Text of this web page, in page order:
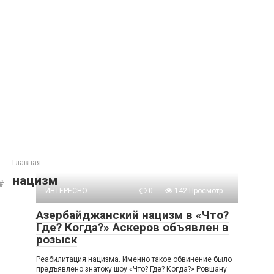
Главная
нацизм
ИНТЕРЕСНО 0 142 Просмотр
Азербайджанский нацизм в «Что?
Где? Когда?» Аскеров объявлен в
розыск
Реабилитация нацизма. Именно такое обвинение было
предъявлено знатоку шоу «Что? Где? Когда?» Ровшану